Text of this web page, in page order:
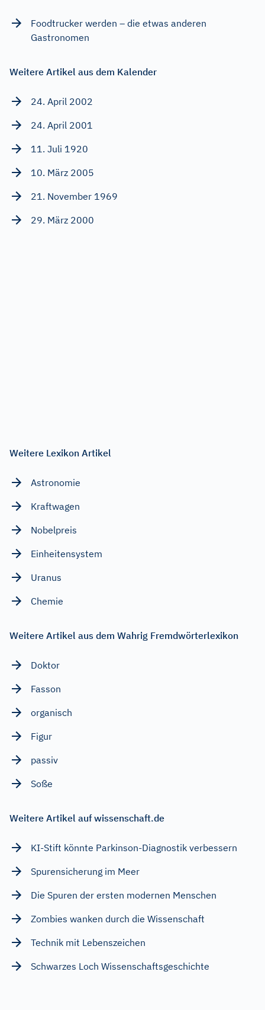
Foodtrucker werden – die etwas anderen
Gastronomen
Weitere Artikel aus dem Kalender
24. April 2002
24. April 2001
11. Juli 1920
10. März 2005
21. November 1969
29. März 2000
Weitere Lexikon Artikel
Astronomie
Kraftwagen
Nobelpreis
Einheitensystem
Uranus
Chemie
Weitere Artikel aus dem Wahrig Fremdwörterlexikon
Doktor
Fasson
organisch
Figur
passiv
Soße
Weitere Artikel auf wissenschaft.de
KI-Stift könnte Parkinson-Diagnostik verbessern
Spurensicherung im Meer
Die Spuren der ersten modernen Menschen
Zombies wanken durch die Wissenschaft
Technik mit Lebenszeichen
Schwarzes Loch Wissenschaftsgeschichte